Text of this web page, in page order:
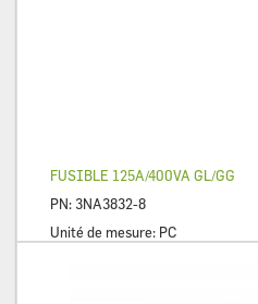
FUSIBLE 125A/400VA GL/GG
PN: 3NA3832-8
Unité de mesure: PC